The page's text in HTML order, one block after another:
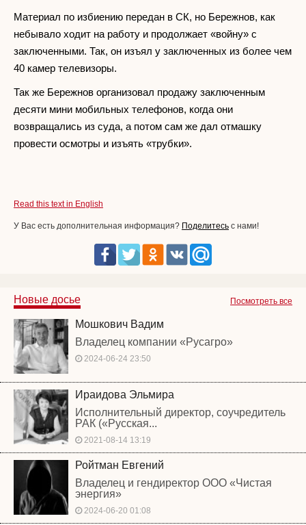
Материал по избиению передан в СК, но Бережнов, как
небывало ходит на работу и продолжает «войну» с
заключенными. Так, он изъял у заключенных из более чем
40 камер телевизоры.
Так же Бережнов организовал продажу заключенным
десяти мини мобильных телефонов, когда они
возвращались из суда, а потом сам же дал отмашку
провести осмотры и изъять «трубки».
Read this text in English
У Вас есть дополнительная информация? Поделитесь с нами!
Посмотреть все
Новые досье
Мошкович Вадим
Владелец компании «Русагро»
2024-06-24 23:50
Ираидова Эльмира
Исполнительный директор, соучредитель
РАК («Русская...
2021-08-14 13:19
Ройтман Евгений
Владелец и гендиректор ООО «Чистая
энергия»
2024-06-20 01:08